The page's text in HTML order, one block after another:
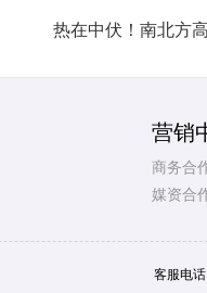
营销
商务合
媒资合
客服电